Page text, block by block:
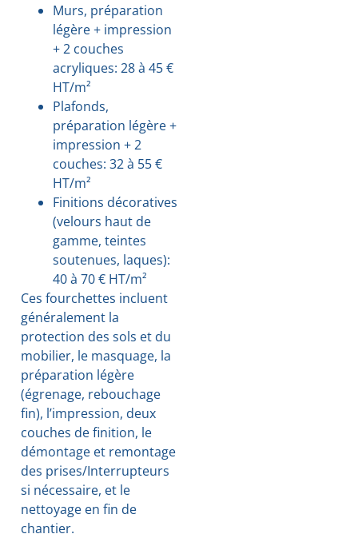
Murs, préparation
légère + impression
+ 2 couches
acryliques: 28 à 45 €
HT/m²
Plafonds,
préparation légère +
impression + 2
couches: 32 à 55 €
HT/m²
Finitions décoratives
(velours haut de
gamme, teintes
soutenues, laques):
40 à 70 € HT/m²
Ces fourchettes incluent
généralement la
protection des sols et du
mobilier, le masquage, la
préparation légère
(égrenage, rebouchage
fin), l’impression, deux
couches de finition, le
démontage et remontage
des prises/Interrupteurs
si nécessaire, et le
nettoyage en fin de
chantier.